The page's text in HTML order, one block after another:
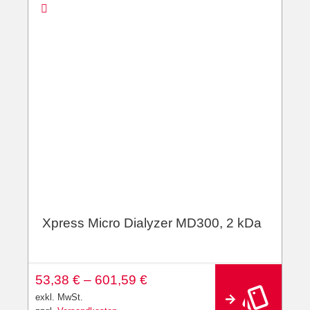
Xpress Micro Dialyzer MD300, 2 kDa
53,38 € – 601,59 €
exkl. MwSt.